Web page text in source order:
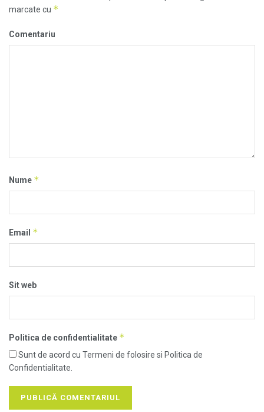
marcate cu *
Comentariu
Nume *
Email *
Sit web
Politica de confidentialitate *
Sunt de acord cu Termeni de folosire si Politica de
Confidentialitate.